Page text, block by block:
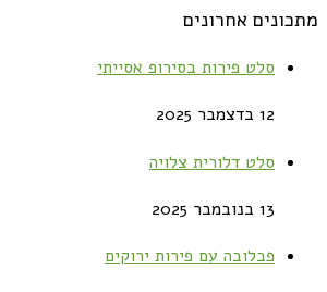
מתכונים אחרונים
סלט פירות בסירופ אסייתי
12 בדצמבר 2025
סלט דלורית צלויה
13 בנובמבר 2025
פבלובה עם פירות ירוקים